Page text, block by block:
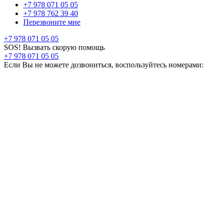
+7 978 071 05 05
+7 978 762 39 40
Перезвоните мне
+7 978 071 05 05
SOS! Вызвать скорую помощь
+7 978 071 05 05
Если Вы не можете дозвониться, воспользуйтесь номерами: